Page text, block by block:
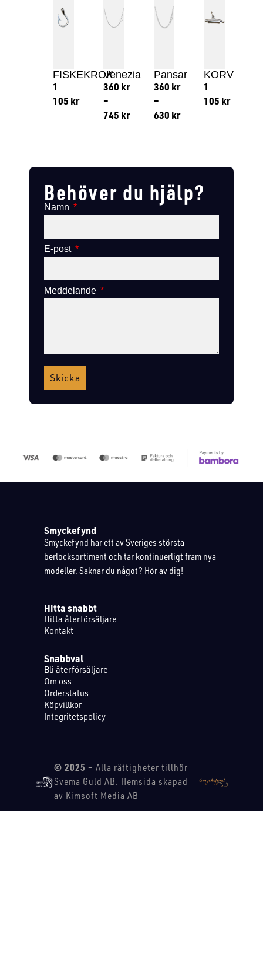
FISKEKROK
1
105 kr
Venezia
360 kr
–
745 kr
Pansar
360 kr
–
630 kr
KORV
1
105 kr
Behöver du hjälp?
Namn
E-post
Meddelande
Skicka
Smyckefynd
Smyckefynd har ett av Sveriges största
berlocksortiment och tar kontinuerligt fram nya
modeller. Saknar du något? Hör av dig!
Hitta snabbt
Hitta återförsäljare
Kontakt
Snabbval
Bli återförsäljare
Om oss
Orderstatus
Köpvillkor
Integritetspolicy
© 2025 – Alla rättigheter tillhör
Svema Guld AB. Hemsida skapad
av Kimsoft Media AB